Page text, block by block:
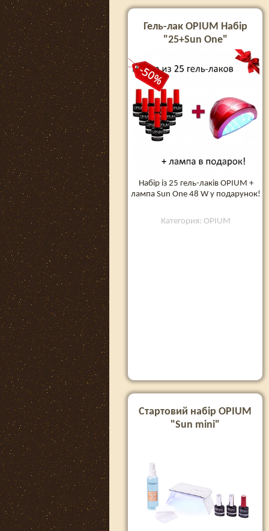
Гель-лак OPIUM Набір
"25+Sun One"
Набір із 25 гель-лаків OPIUM +
лампа Sun One 48 W у подарунок!
Категория: OPIUM
Стартовий набір OPIUM
"Sun mini"